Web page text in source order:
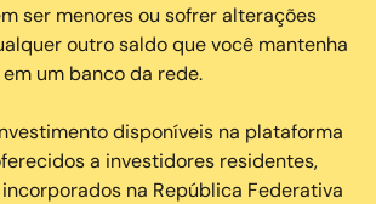
ser menores ou sofrer alterações
outro saldo que você mantenha
um banco da rede.
disponíveis na plataforma
a investidores residentes,
na República Federativa